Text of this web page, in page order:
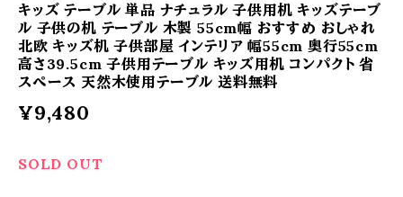
キッズ テーブル 単品 ナチュラル 子供用机 キッズテーブ
ル 子供の机 テーブル 木製 55cm幅 おすすめ おしゃれ
北欧 キッズ机 子供部屋 インテリア 幅55cm 奥行55cm
高さ39.5cm 子供用テーブル キッズ用机 コンパクト 省
スペース 天然木使用テーブル 送料無料
¥9,480
SOLD OUT